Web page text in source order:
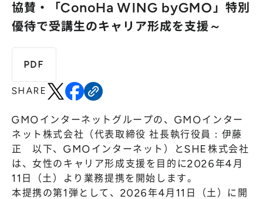
株式・格付情報
株主総会
IRカレンダー
よくあるご質問
働く環境を知る
仕事を知る
会社を知る
地域採用
障がい者採用
キャリア/アルバイト採用
新卒採用
協賛・「ConoHa WING byGMO」特別
優待で受講生のキャリア形成を支援～
PDF
SHARE
GMOインターネットグループの、GMOインター
ネット株式会社（代表取締役 社長執行役員：伊藤
正 以下、GMOインターネット）とSHE株式会社
は、女性のキャリア形成支援を目的に2026年4月
11日（土）より業務提携を開始します。
本提携の第1弾として、2026年4月11日（土）に開